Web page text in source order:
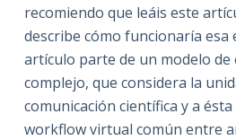
recomiendo que leáis este
describe cómo funcionaría esa
artículo parte de un modelo
complejo, que considera la
comunicación científica y a
workflow virtual común entre